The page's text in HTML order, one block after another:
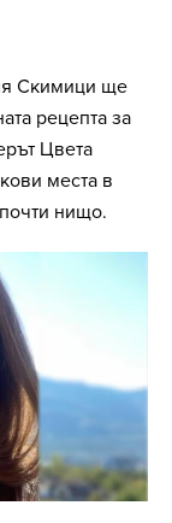
Скимици ще
рецепта за
Цвета
места в
нищо.